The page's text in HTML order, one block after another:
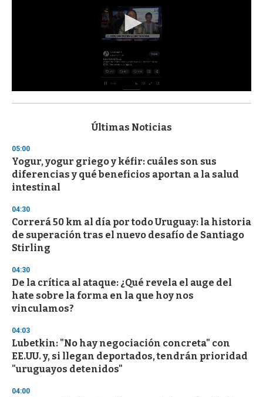
s
d
s
o
f
3
s
e
c
o
n
Últimas Noticias
05:00
Yogur, yogur griego y kéfir: cuáles son sus
diferencias y qué beneficios aportan a la salud
intestinal
04:30
Correrá 50 km al día por todo Uruguay: la historia
de superación tras el nuevo desafío de Santiago
Stirling
04:30
De la crítica al ataque: ¿Qué revela el auge del
hate sobre la forma en la que hoy nos
vinculamos?
04:03
Lubetkin: "No hay negociación concreta" con
EE.UU. y, si llegan deportados, tendrán prioridad
"uruguayos detenidos"
04:00